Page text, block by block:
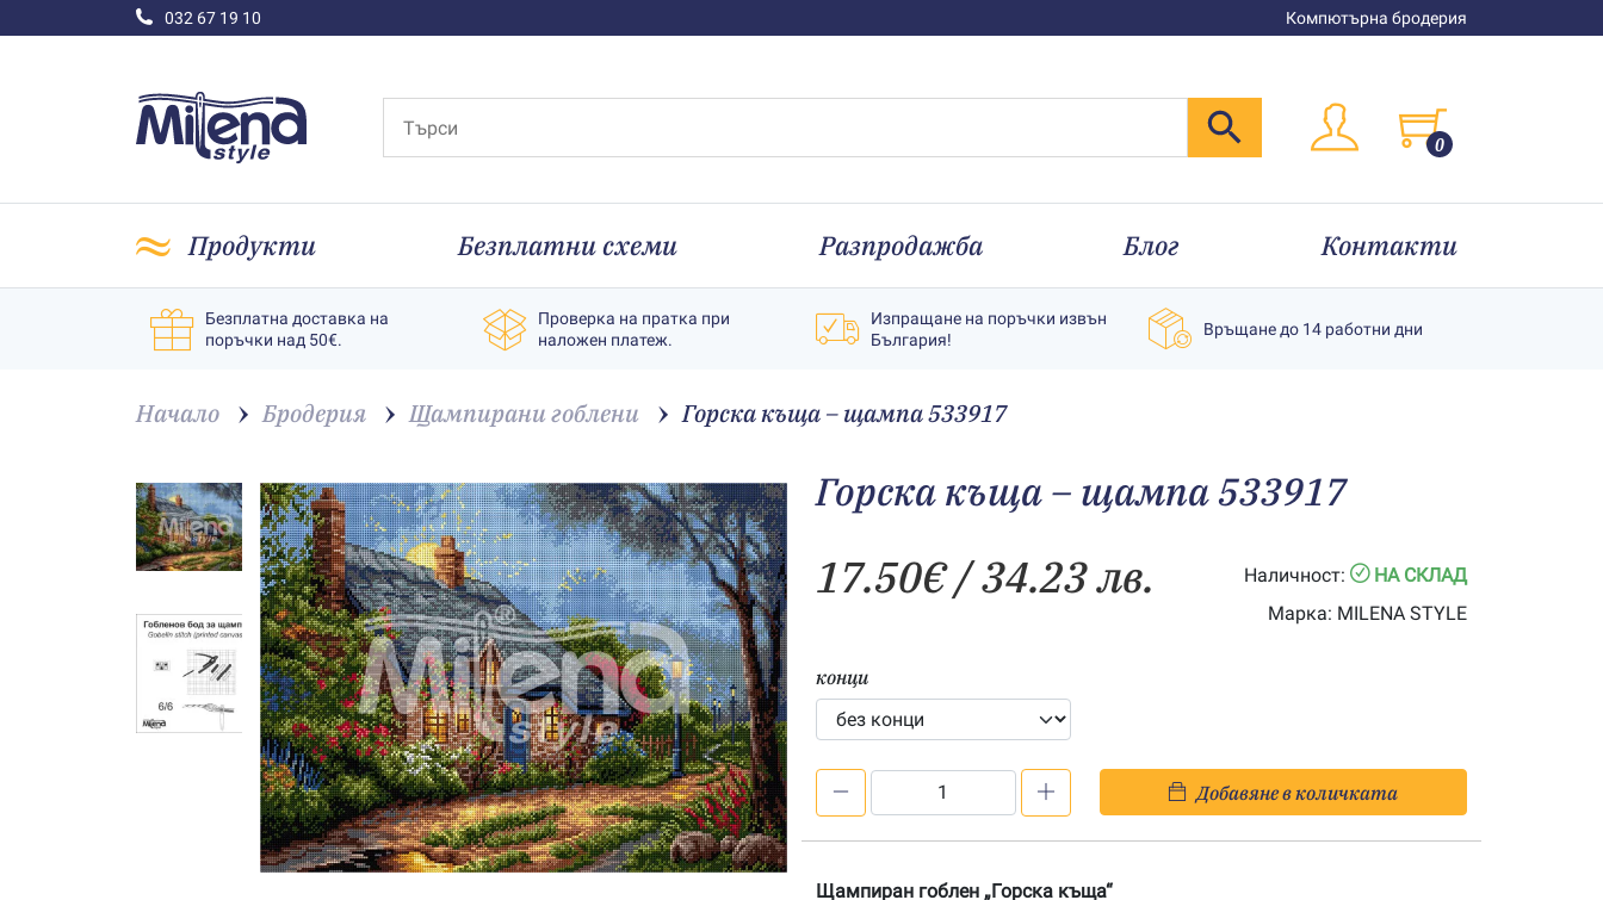
032 67 19 10 Компютърна бродерия
0
Продукти Безплатни схеми Разпродажба Блог Контакти
Безплатна доставка на
поръчки над 50€.
Проверка на пратка при
наложен платеж.
Изпращане на поръчки извън
България!
Връщане до 14 работни дни
Начало Бродерия Щампирани гоблени Горска къща – щампа 533917
Горска къща – щампа 533917
17.50€/ 34.23 лв. Наличност:
НА СКЛАД
Марка: MILENA STYLE
конци
къща
Добавяне в количката
Щампиран гоблен „Горска къща“